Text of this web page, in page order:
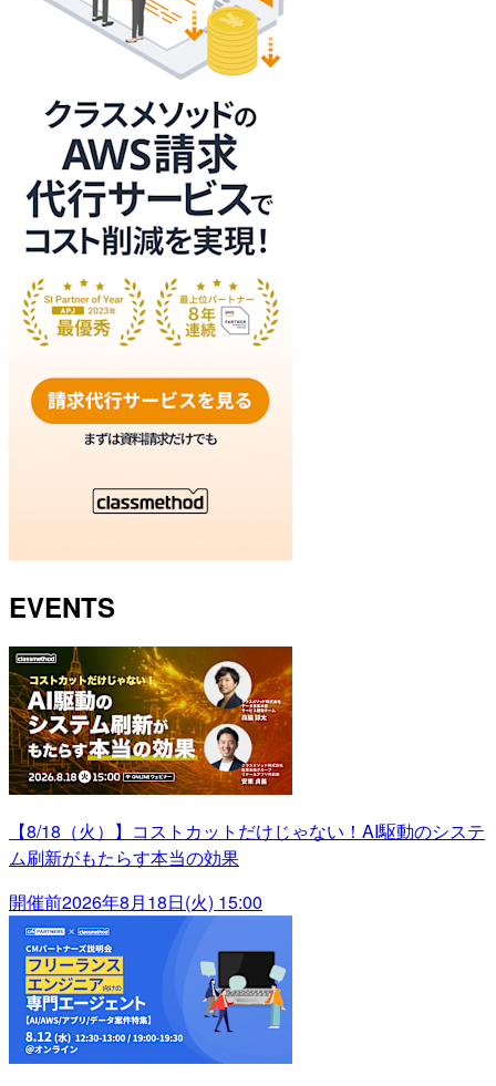
EVENTS
【8/18（火）】コストカットだけじゃない！AI駆動のシステ
ム刷新がもたらす本当の効果
開催前2026年8月18日(火) 15:00